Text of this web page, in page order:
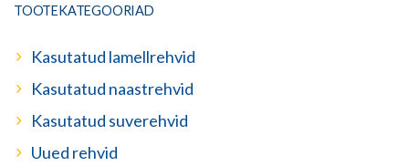
TOOTEKATEGOORIAD
Kasutatud lamellrehvid
Kasutatud naastrehvid
Kasutatud suverehvid
Uued rehvid